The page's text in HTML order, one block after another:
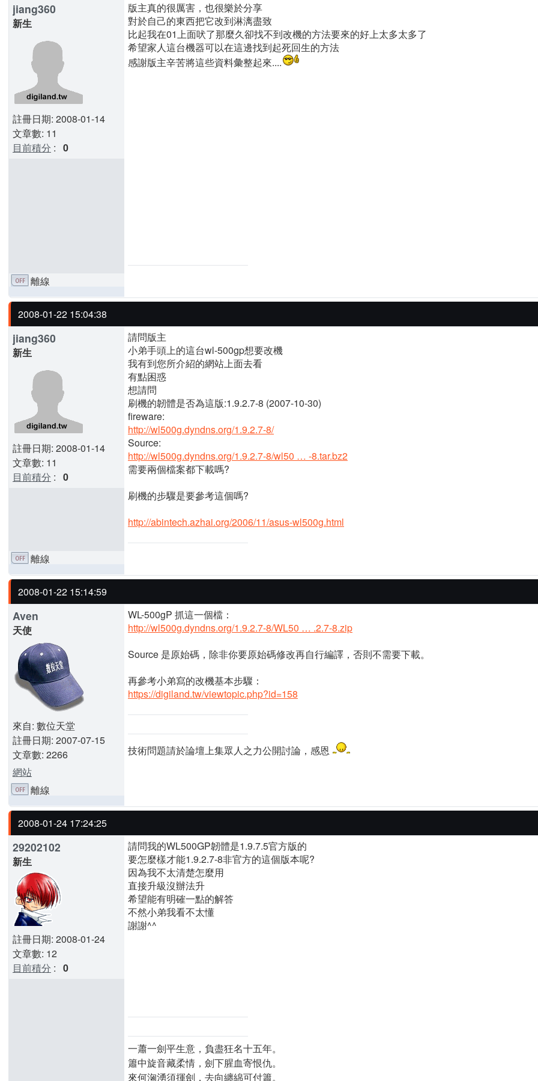
jiang360
新生
註冊日期: 2008-01-14
文章數: 11
目前積分 : 0
版主真的很厲害，也很樂於分享
對於自己的東西把它改到淋漓盡致
比起我在01上面吠了那麼久卻找不到改機的方法要來的好上太多太多了
希望家人這台機器可以在這邊找到起死回生的方法
感謝版主辛苦將這些資料彙整起來....
離線
2008-01-22 15:04:38
jiang360
新生
註冊日期: 2008-01-14
文章數: 11
目前積分 : 0
請問版主
小弟手頭上的這台wl-500gp想要改機
我有到您所介紹的網站上面去看
有點困惑
想請問
刷機的韌體是否為這版:1.9.2.7-8 (2007-10-30)
fireware:
http://wl500g.dyndns.org/1.9.2.7-8/
Source:
http://wl500g.dyndns.org/1.9.2.7-8/wl50 … -8.tar.bz2
需要兩個檔案都下載嗎?
刷機的步驟是要參考這個嗎?
http://abintech.azhai.org/2006/11/asus-wl500g.html
離線
2008-01-22 15:14:59
Aven
天使
來自: 數位天堂
註冊日期: 2007-07-15
文章數: 2266
網站
WL-500gP 抓這一個檔：
http://wl500g.dyndns.org/1.9.2.7-8/WL50 … .2.7-8.zip
Source 是原始碼，除非你要原始碼修改再自行編譯，否則不需要下載。
再參考小弟寫的改機基本步驟：
https://digiland.tw/viewtopic.php?id=158
技術問題請於論壇上集眾人之力公開討論，感恩
離線
2008-01-24 17:24:25
29202102
新生
註冊日期: 2008-01-24
文章數: 12
目前積分 : 0
請問我的WL500GP韌體是1.9.7.5官方版的
要怎麼樣才能1.9.2.7-8非官方的這個版本呢?
因為我不太清楚怎麼用
直接升級沒辦法升
希望能有明確一點的解答
不然小弟我看不太懂
謝謝^^
一蕭一劍平生意，負盡狂名十五年。
簫中旋音藏柔情，劍下腥血寄恨仇。
來何洶湧須揮劍，去向纏綿可付簫。